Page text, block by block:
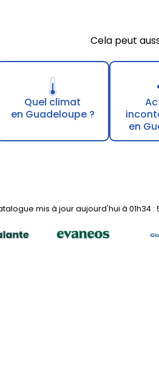
Cela peut
Quel climat
en Guadeloupe ?
en
mis à jour aujourd'hui à 01h34 :